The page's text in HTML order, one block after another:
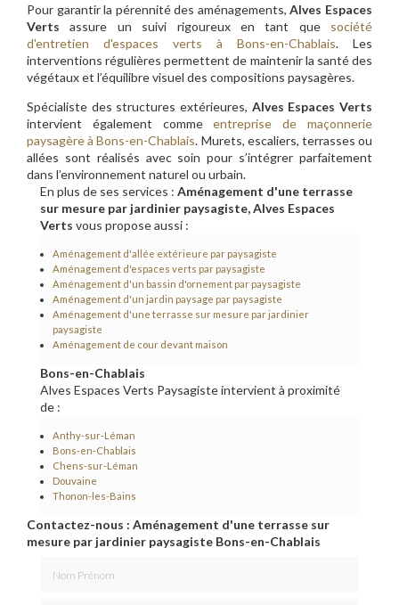
Pour garantir la pérennité des aménagements,Alves Espaces
Verts assure un suivi rigoureux en tant que société
d'entretien d'espaces verts à Bons-en-Chablais. Les
interventions régulières permettent de maintenir la santé des
végétaux et l’équilibre visuel des compositions paysagères.
Spécialiste des structures extérieures, Alves Espaces Verts
intervient également commeentreprise de maçonnerie
paysagère à Bons-en-Chablais. Murets, escaliers, terrasses ou
allées sont réalisés avec soin pour s’intégrer parfaitement
dans l’environnement naturel ou urbain.
En plus de ses services : Aménagement d'une terrasse
sur mesure par jardinier paysagiste, Alves Espaces
Verts vous propose aussi :
Aménagement d'allée extérieure par paysagiste
Aménagement d'espaces verts par paysagiste
Aménagement d'un bassin d'ornement par paysagiste
Aménagement d'un jardin paysage par paysagiste
Aménagement d'une terrasse sur mesure par jardinier
paysagiste
Aménagement de cour devant maison
Bons-en-Chablais
Alves Espaces Verts Paysagiste intervient à proximité
de :
Anthy-sur-Léman
Bons-en-Chablais
Chens-sur-Léman
Douvaine
Thonon-les-Bains
Contactez-nous : Aménagement d'une terrasse sur
mesure par jardinier paysagiste Bons-en-Chablais